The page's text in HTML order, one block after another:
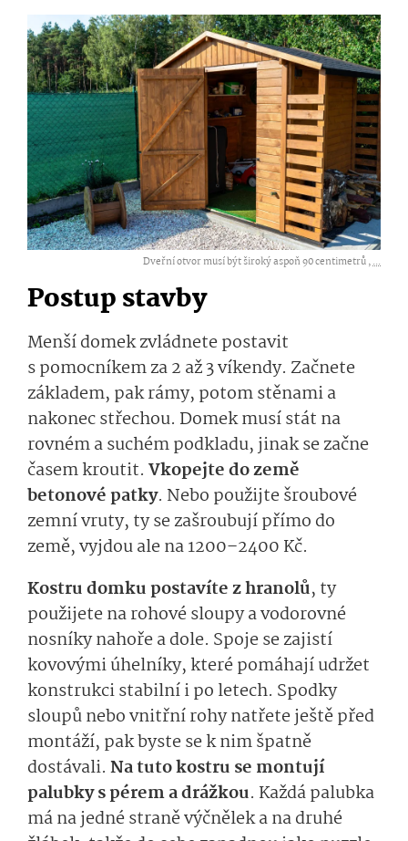
Dveřní otvor musí být široký aspoň 90 centimetrů ,...
Postup stavby
Menší domek zvládnete postavit
s pomocníkem za 2 až 3 víkendy. Začnete
základem, pak rámy, potom stěnami a
nakonec střechou. Domek musí stát na
rovném a suchém podkladu, jinak se začne
časem kroutit. Vkopejte do země
betonové patky. Nebo použijte šroubové
zemní vruty, ty se zašroubují přímo do
země, vyjdou ale na 1200–2400 Kč.
Kostru domku postavíte z hranolů, ty
použijete na rohové sloupy a vodorovné
nosníky nahoře a dole. Spoje se zajistí
kovovými úhelníky, které pomáhají udržet
konstrukci stabilní i po letech. Spodky
sloupů nebo vnitřní rohy natřete ještě před
montáží, pak byste se k nim špatně
dostávali. Na tuto kostru se montují
palubky s pérem a drážkou. Každá palubka
má na jedné straně výčnělek a na druhé